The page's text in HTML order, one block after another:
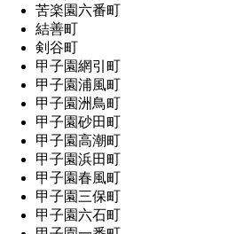
苦楽園六番町
結善町
剣谷町
甲子園網引町
甲子園浦風町
甲子園洲鳥町
甲子園砂田町
甲子園高潮町
甲子園浜田町
甲子園春風町
甲子園三保町
甲子園六石町